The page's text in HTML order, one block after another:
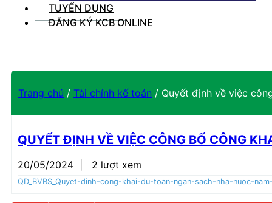
TUYỂN DỤNG
ĐĂNG KÝ KCB ONLINE
Trang chủ / Tài chính kế toán / Quyết định về việc
QUYẾT ĐỊNH VỀ VIỆC CÔNG BỐ CÔNG
20/05/2024 2 lượt xem
QD_BVBS_Quyet-dinh-cong-khai-du-toan-ngan-sach-nha-nuoc-